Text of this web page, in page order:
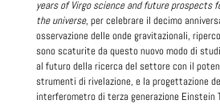
years of Virgo science and future prospects
the universe, per celebrare il decimo
osservazione delle onde gravitazionali,
sono scaturite da questo nuovo modo di
al futuro della ricerca del settore con il
strumenti di rivelazione, e la progettazione
interferometro di terza generazione Einstein